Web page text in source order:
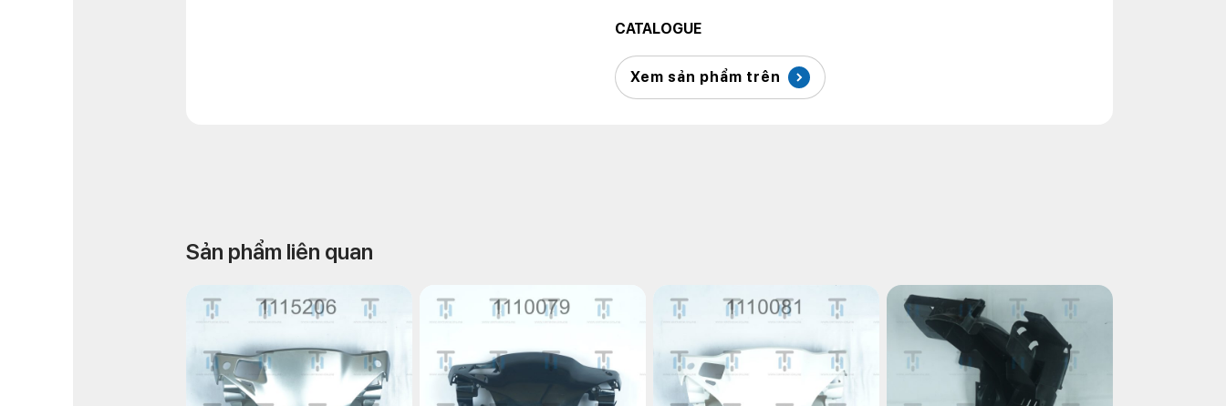
CATALOGUE
Xem sản phẩm trên
Sản phẩm liên quan